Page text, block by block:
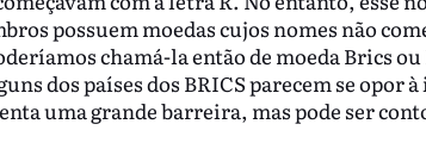
possuem moedas cujos nomes não
chamá-la então de moeda Brics
dos países dos BRICS parecem se opor
uma grande barreira, mas pode ser